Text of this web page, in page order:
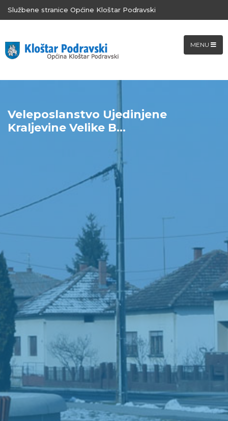
Službene stranice Općine Kloštar Podravski
MENU
Veleposlanstvo Ujedinjene
Kraljevine Velike B...